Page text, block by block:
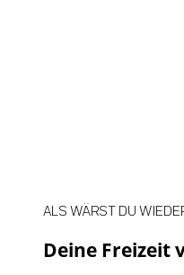
Deine Freizeit
ALS WÄRST DU